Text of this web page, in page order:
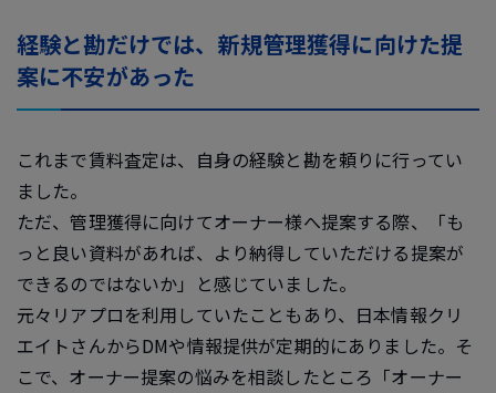
経験と勘だけでは、新規管理獲得に向けた提
案に不安があった
これまで賃料査定は、自身の経験と勘を頼りに行ってい
ました。
ただ、管理獲得に向けてオーナー様へ提案する際、「も
っと良い資料があれば、より納得していただける提案が
できるのではないか」と感じていました。
元々リアプロを利用していたこともあり、日本情報クリ
エイトさんからDMや情報提供が定期的にありました。そ
こで、オーナー提案の悩みを相談したところ「オーナー